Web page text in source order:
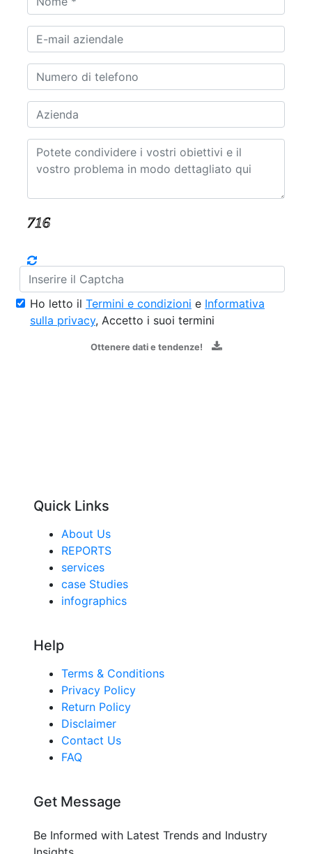
Ho letto il Termini e condizioni e Informativa
sulla privacy, Accetto i suoi termini
Ottenere dati e tendenze!
Quick Links
About Us
REPORTS
services
case Studies
infographics
Help
Terms & Conditions
Privacy Policy
Return Policy
Disclaimer
Contact Us
FAQ
Get Message
Be Informed with Latest Trends and Industry